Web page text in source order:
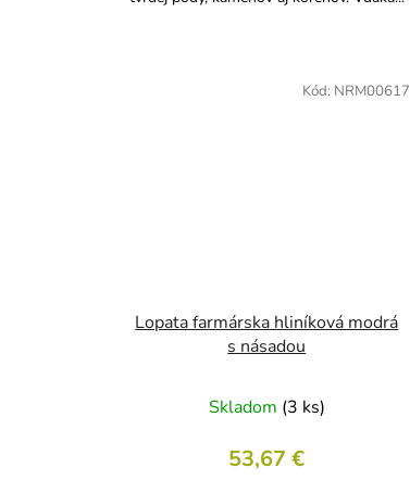
Lopata farmárska hliníková modrá
s násadou
Skladom (3 ks)
53,67 €
Kód: NRM00617